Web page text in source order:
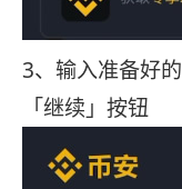
3、输入准备好
「继续」按钮